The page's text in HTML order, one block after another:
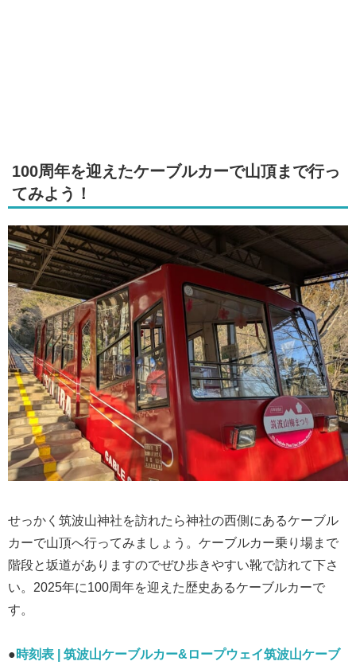
100周年を迎えたケーブルカーで山頂まで行っ
てみよう！
せっかく筑波山神社を訪れたら神社の西側にあるケーブル
カーで山頂へ行ってみましょう。ケーブルカー乗り場まで
階段と坂道がありますのでぜひ歩きやすい靴で訪れて下さ
い。2025年に100周年を迎えた歴史あるケーブルカーで
す。
●時刻表 | 筑波山ケーブルカー&ロープウェイ筑波山ケーブ